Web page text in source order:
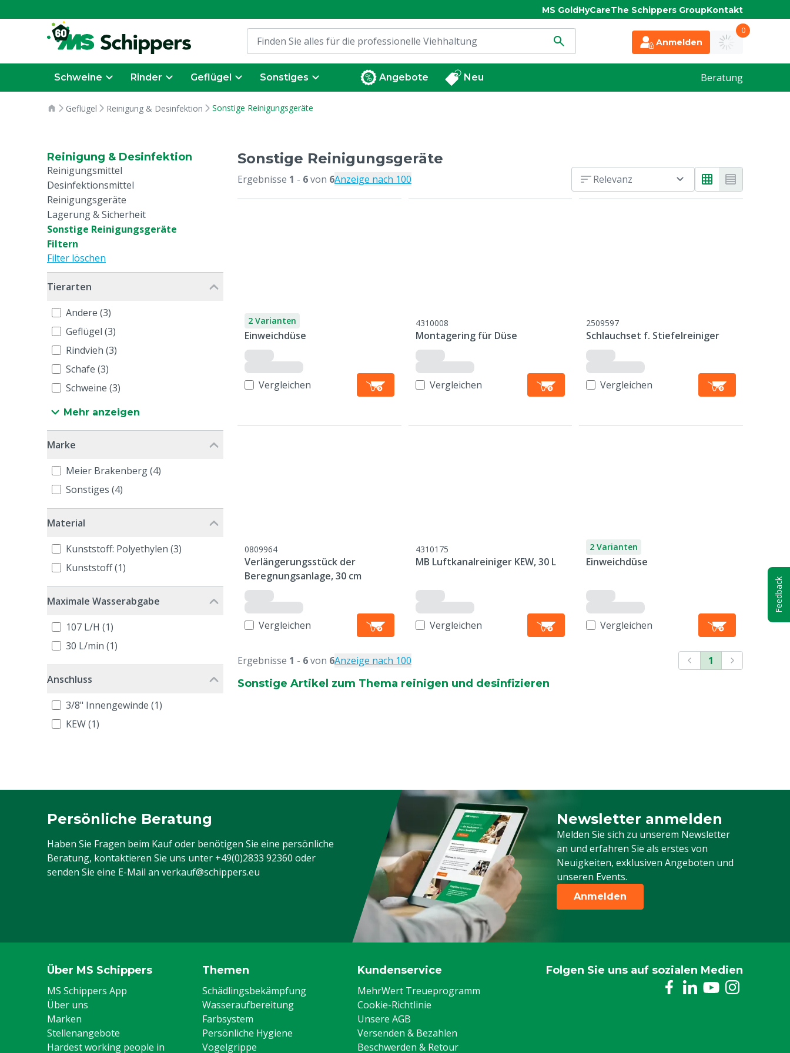
MS GoldHyCareThe Schippers GroupKontakt
Anmelden
0
Schweine Rinder Geflügel Sonstiges Angebote Neu Beratung
Geflügel Reinigung & Desinfektion Sonstige Reinigungsgeräte
Reinigung & Desinfektion
Reinigungsmittel
Desinfektionsmittel
Reinigungsgeräte
Lagerung & Sicherheit
Sonstige Reinigungsgeräte
Filtern
Filter löschen
Tierarten
Andere (3)
Geflügel (3)
Rindvieh (3)
Schafe (3)
Schweine (3)
Mehr anzeigen
Marke
Meier Brakenberg (4)
Sonstiges (4)
Material
Kunststoff: Polyethylen (3)
Kunststoff (1)
Maximale Wasserabgabe
107 L/H (1)
30 L/min (1)
Anschluss
3/8" Innengewinde (1)
KEW (1)
Sonstige Reinigungsgeräte
Ergebnisse 1 - 6von 6Anzeige nach 100 Relevanz
2 Varianten
Einweichdüse
Vergleichen
4310008
Montagering für Düse
Vergleichen
2509597
Schlauchset f. Stiefelreiniger
Vergleichen
0809964
Verlängerungsstück der
Beregnungsanlage, 30 cm
Vergleichen
4310175
MB Luftkanalreiniger KEW, 30 L
Vergleichen
2 Varianten
Einweichdüse
Vergleichen
Ergebnisse 1 - 6von 6Anzeige nach 100
1
Sonstige Artikel zum Thema reinigen und desinfizieren
Persönliche Beratung
Haben Sie Fragen beim Kauf oder benötigen Sie eine persönliche
Beratung, kontaktieren Sie uns unter +49(0)2833 92360 oder
senden Sie eine E-Mail an verkauf@schippers.eu
Newsletter anmelden
Melden Sie sich zu unserem Newsletter
an und erfahren Sie als erstes von
Neuigkeiten, exklusiven Angeboten und
unseren Events.
Melden Sie sich für unseren Newsletter
Anmelden
Über MS Schippers
MS Schippers App
Über uns
Marken
Stellenangebote
Hardest working people in
Themen
Schädlingsbekämpfung
Wasseraufbereitung
Farbsystem
Persönliche Hygiene
Vogelgrippe
Kundenservice
MehrWert Treueprogramm
Cookie-Richtlinie
Unsere AGB
Versenden & Bezahlen
Beschwerden & Retour
Folgen Sie uns auf sozialen Medien
Feedback